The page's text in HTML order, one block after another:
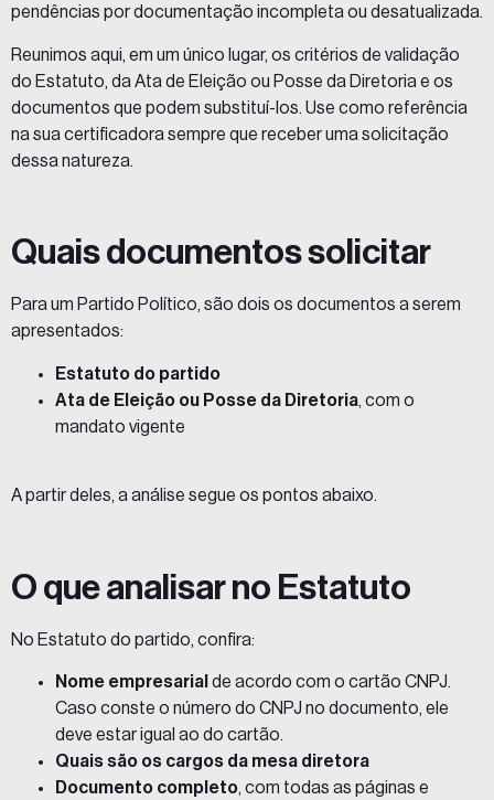
pendências por documentação incompleta ou desatualizada.
Reunimos aqui, em um único lugar, os critérios de validação
do Estatuto, da Ata de Eleição ou Posse da Diretoria e os
documentos que podem substituí-los. Use como referência
na sua certificadora sempre que receber uma solicitação
dessa natureza.
Quais documentos solicitar
Para um Partido Político, são dois os documentos a serem
apresentados:
Estatuto do partido
Ata de Eleição ou Posse da Diretoria, com o
mandato vigente
A partir deles, a análise segue os pontos abaixo.
O que analisar no Estatuto
No Estatuto do partido, confira:
Nome empresarial de acordo com o cartão CNPJ.
Caso conste o número do CNPJ no documento, ele
deve estar igual ao do cartão.
Quais são os cargos da mesa diretora
Documento completo, com todas as páginas e